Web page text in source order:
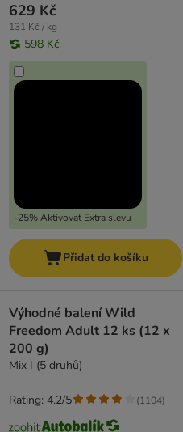
629 Kč
131 Kč / kg
598 Kč
-25% Aktivovat Extra slevu
Přidat do košíku
Výhodné balení Wild
Freedom Adult 12 ks (12 x
200 g)
Mix I (5 druhů)
Rating: 4.2/5 (1104)